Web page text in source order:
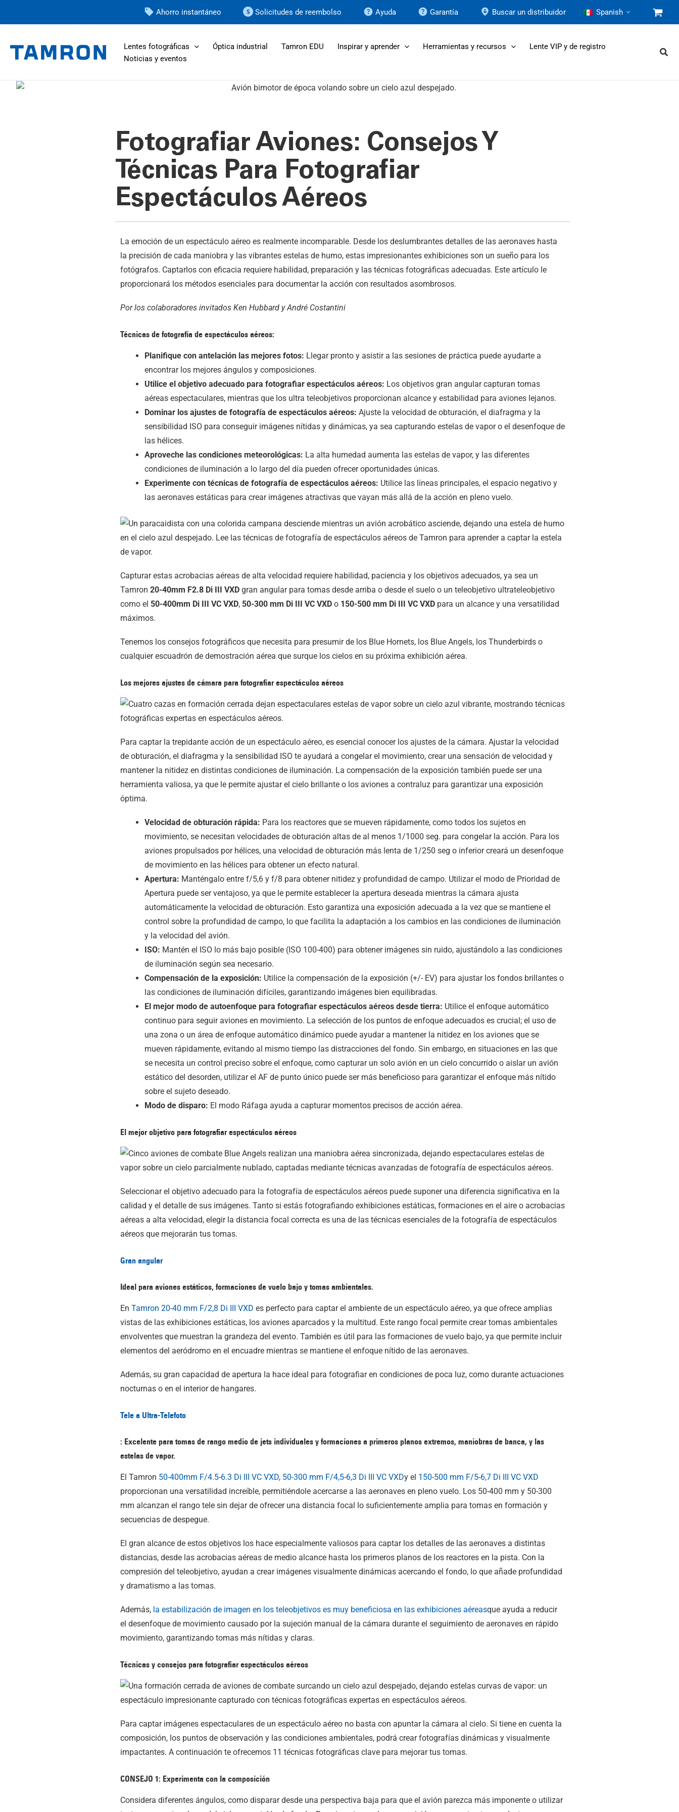
Ahorro instantáneo Solicitudes de reembolso Ayuda Garantía Buscar un distribuidor Spanish
Lentes fotográficas Óptica industrial Tamron EDU Inspirar y aprender Herramientas y recursos
Lente VIP y de registro
Noticias y eventos
Fotografiar Aviones: Consejos Y
Técnicas Para Fotografiar
Espectáculos Aéreos
La emoción de un espectáculo aéreo es realmente incomparable. Desde los deslumbrantes detalles de las aeronaves hasta
la precisión de cada maniobra y las vibrantes estelas de humo, estas impresionantes exhibiciones son un sueño para los
fotógrafos. Captarlos con eficacia requiere habilidad, preparación y las técnicas fotográficas adecuadas. Este artículo le
proporcionará los métodos esenciales para documentar la acción con resultados asombrosos.
Por los colaboradores invitados Ken Hubbard y André Costantini
Técnicas de fotografía de espectáculos aéreos:
Planifique con antelación las mejores fotos: Llegar pronto y asistir a las sesiones de práctica puede ayudarte a
encontrar los mejores ángulos y composiciones.
Utilice el objetivo adecuado para fotografiar espectáculos aéreos: Los objetivos gran angular capturan tomas
aéreas espectaculares, mientras que los ultra teleobjetivos proporcionan alcance y estabilidad para aviones lejanos.
Dominar los ajustes de fotografía de espectáculos aéreos: Ajuste la velocidad de obturación, el diafragma y la
sensibilidad ISO para conseguir imágenes nítidas y dinámicas, ya sea capturando estelas de vapor o el desenfoque de
las hélices.
Aproveche las condiciones meteorológicas: La alta humedad aumenta las estelas de vapor, y las diferentes
condiciones de iluminación a lo largo del día pueden ofrecer oportunidades únicas.
Experimente con técnicas de fotografía de espectáculos aéreos: Utilice las líneas principales, el espacio negativo y
las aeronaves estáticas para crear imágenes atractivas que vayan más allá de la acción en pleno vuelo.
Capturar estas acrobacias aéreas de alta velocidad requiere habilidad, paciencia y los objetivos adecuados, ya sea un
Tamron 20-40mm F2.8 Di III VXDgran angular para tomas desde arriba o desde el suelo o un teleobjetivo ultrateleobjetivo
como el 50-400mm Di III VC VXD, 50-300 mm Di III VC VXDo 150-500 mm Di III VC VXDpara un alcance y una versatilidad
máximos.
Tenemos los consejos fotográficos que necesita para presumir de los Blue Hornets, los Blue Angels, los Thunderbirds o
cualquier escuadrón de demostración aérea que surque los cielos en su próxima exhibición aérea.
Los mejores ajustes de cámara para fotografiar espectáculos aéreos
Para captar la trepidante acción de un espectáculo aéreo, es esencial conocer los ajustes de la cámara. Ajustar la velocidad
de obturación, el diafragma y la sensibilidad ISO te ayudará a congelar el movimiento, crear una sensación de velocidad y
mantener la nitidez en distintas condiciones de iluminación. La compensación de la exposición también puede ser una
herramienta valiosa, ya que le permite ajustar el cielo brillante o los aviones a contraluz para garantizar una exposición
óptima.
Velocidad de obturación rápida: Para los reactores que se mueven rápidamente, como todos los sujetos en
movimiento, se necesitan velocidades de obturación altas de al menos 1/1000 seg. para congelar la acción. Para los
aviones propulsados por hélices, una velocidad de obturación más lenta de 1/250 seg o inferior creará un desenfoque
de movimiento en las hélices para obtener un efecto natural.
Apertura: Manténgalo entre f/5,6 y f/8 para obtener nitidez y profundidad de campo. Utilizar el modo de Prioridad de
Apertura puede ser ventajoso, ya que le permite establecer la apertura deseada mientras la cámara ajusta
automáticamente la velocidad de obturación. Esto garantiza una exposición adecuada a la vez que se mantiene el
control sobre la profundidad de campo, lo que facilita la adaptación a los cambios en las condiciones de iluminación
y la velocidad del avión.
ISO: Mantén el ISO lo más bajo posible (ISO 100-400) para obtener imágenes sin ruido, ajustándolo a las condiciones
de iluminación según sea necesario.
Compensación de la exposición: Utilice la compensación de la exposición (+/- EV) para ajustar los fondos brillantes o
las condiciones de iluminación difíciles, garantizando imágenes bien equilibradas.
El mejor modo de autoenfoque para fotografiar espectáculos aéreos desde tierra: Utilice el enfoque automático
continuo para seguir aviones en movimiento. La selección de los puntos de enfoque adecuados es crucial; el uso de
una zona o un área de enfoque automático dinámico puede ayudar a mantener la nitidez en los aviones que se
mueven rápidamente, evitando al mismo tiempo las distracciones del fondo. Sin embargo, en situaciones en las que
se necesita un control preciso sobre el enfoque, como capturar un solo avión en un cielo concurrido o aislar un avión
estático del desorden, utilizar el AF de punto único puede ser más beneficioso para garantizar el enfoque más nítido
sobre el sujeto deseado.
Modo de disparo: El modo Ráfaga ayuda a capturar momentos precisos de acción aérea.
El mejor objetivo para fotografiar espectáculos aéreos
Seleccionar el objetivo adecuado para la fotografía de espectáculos aéreos puede suponer una diferencia significativa en la
calidad y el detalle de sus imágenes. Tanto si estás fotografiando exhibiciones estáticas, formaciones en el aire o acrobacias
aéreas a alta velocidad, elegir la distancia focal correcta es una de las técnicas esenciales de la fotografía de espectáculos
aéreos que mejorarán tus tomas.
Gran angular
Ideal para aviones estáticos, formaciones de vuelo bajo y tomas ambientales.
En Tamron 20-40 mm F/2,8 Di III VXD es perfecto para captar el ambiente de un espectáculo aéreo, ya que ofrece amplias
vistas de las exhibiciones estáticas, los aviones aparcados y la multitud. Este rango focal permite crear tomas ambientales
envolventes que muestran la grandeza del evento. También es útil para las formaciones de vuelo bajo, ya que permite incluir
elementos del aeródromo en el encuadre mientras se mantiene el enfoque nítido de las aeronaves.
Además, su gran capacidad de apertura la hace ideal para fotografiar en condiciones de poca luz, como durante actuaciones
nocturnas o en el interior de hangares.
Tele a Ultra-Telefoto
: Excelente para tomas de rango medio de jets individuales y formaciones a primeros planos extremos, maniobras de banca, y las
estelas de vapor.
El Tamron 50-400mm F/4.5-6.3 Di III VC VXD, 50-300 mm F/4,5-6,3 Di III VC VXDy el 150-500 mm F/5-6,7 Di III VC VXD
proporcionan una versatilidad increíble, permitiéndole acercarse a las aeronaves en pleno vuelo. Los 50-400 mm y 50-300
mm alcanzan el rango tele sin dejar de ofrecer una distancia focal lo suficientemente amplia para tomas en formación y
secuencias de despegue.
El gran alcance de estos objetivos los hace especialmente valiosos para captar los detalles de las aeronaves a distintas
distancias, desde las acrobacias aéreas de medio alcance hasta los primeros planos de los reactores en la pista. Con la
compresión del teleobjetivo, ayudan a crear imágenes visualmente dinámicas acercando el fondo, lo que añade profundidad
y dramatismo a las tomas.
Además, la estabilización de imagen en los teleobjetivos es muy beneficiosa en las exhibiciones aéreasque ayuda a reducir
el desenfoque de movimiento causado por la sujeción manual de la cámara durante el seguimiento de aeronaves en rápido
movimiento, garantizando tomas más nítidas y claras.
Técnicas y consejos para fotografiar espectáculos aéreos
Para captar imágenes espectaculares de un espectáculo aéreo no basta con apuntar la cámara al cielo. Si tiene en cuenta la
composición, los puntos de observación y las condiciones ambientales, podrá crear fotografías dinámicas y visualmente
impactantes. A continuación te ofrecemos 11 técnicas fotográficas clave para mejorar tus tomas.
CONSEJO 1: Experimenta con la composición
Considera diferentes ángulos, como disparar desde una perspectiva baja para que el avión parezca más imponente o utilizar